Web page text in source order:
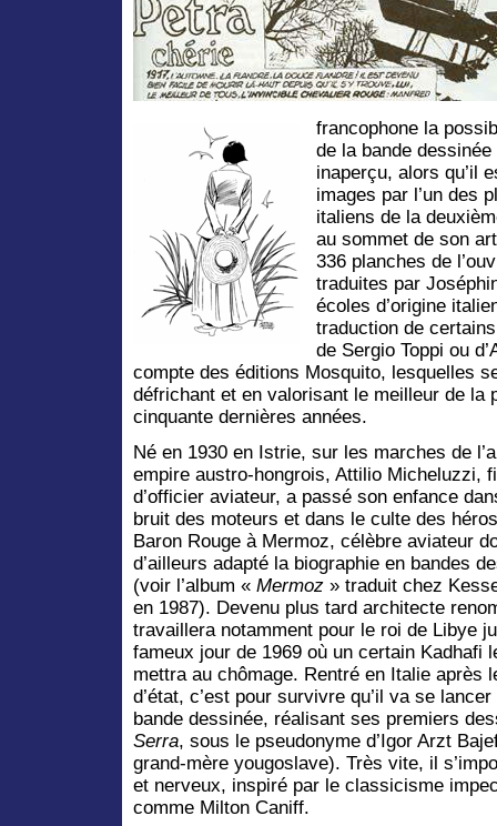
francophone la
de la bande
inaperçu, alors qu’il
images par l’un des
italiens de la
au sommet de son
336 planches de
traduites par
écoles d’origine
traduction de
de Sergio Toppi ou
compte des éditions Mosquito, lesquelles
défrichant et en valorisant le meilleur de la
cinquante dernières années.
Né en 1930 en Istrie, sur les marches de
empire austro-hongrois, Attilio Micheluzzi,
d’officier aviateur, a passé son enfance
bruit des moteurs et dans le culte des
Baron Rouge à Mermoz, célèbre aviateur
d’ailleurs adapté la biographie en bandes
(voir l’album « Mermoz » traduit chez
en 1987). Devenu plus tard architecte
travaillera notamment pour le roi de Libye
fameux jour de 1969 où un certain Kadhafi
mettra au chômage. Rentré en Italie après
d’état, c’est pour survivre qu’il va se
bande dessinée, réalisant ses premiers
Serra, sous le pseudonyme d’Igor Arzt
grand-mère yougoslave). Très vite, il
et nerveux, inspiré par le classicisme
comme Milton Caniff.